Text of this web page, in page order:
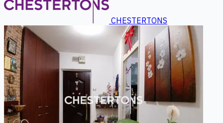
CHESTERTONS